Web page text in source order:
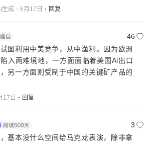
生成 6月17日 回复
46
图利用中美竞争，从中渔利。因为欧洲
入两难境地，一方面面临着美国Al出口
另一方面则受制于中国的关键矿产品的
17日 回复
3
基本没什么空间给马克龙表演，除非拿